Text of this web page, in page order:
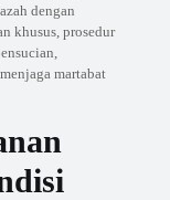
dengan
khusus, prosedur
martabat